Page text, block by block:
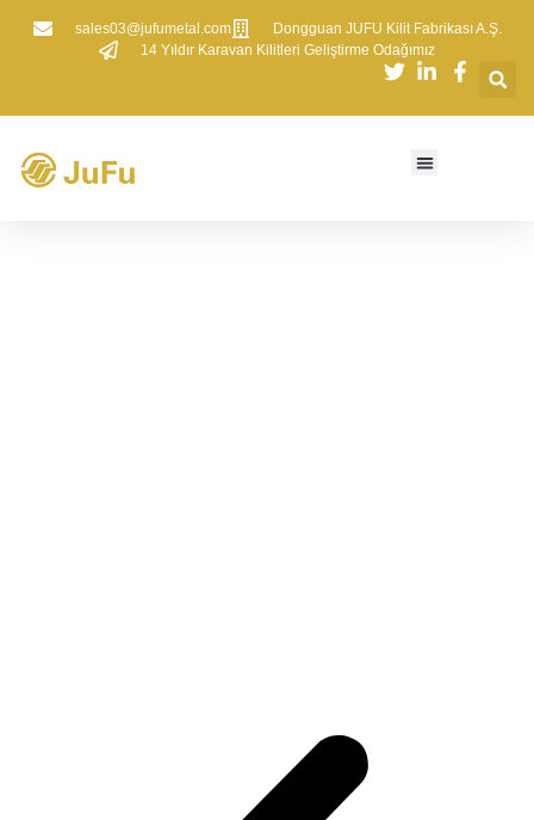
sales03@jufumetal.com
​Dongguan JUFU Kilit Fabrikası A.Ş.
​14 Yıldır Karavan Kilitleri Geliştirme Odağımız